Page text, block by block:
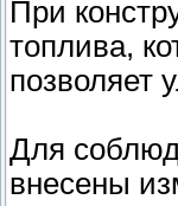
При
топлива,
позволяет
Для
внесены